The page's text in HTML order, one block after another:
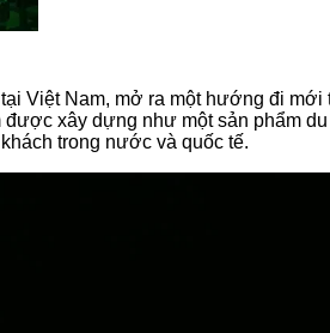
Việt Nam, mở ra một hướng đi
xây dựng như một sản phẩm
trong nước và quốc tế.